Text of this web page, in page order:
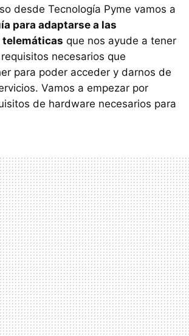
desde Tecnología Pyme vamos a
para adaptarse a las
que nos ayude a tener
necesarios que
para poder acceder y darnos de
Vamos a empezar por
de hardware necesarios para